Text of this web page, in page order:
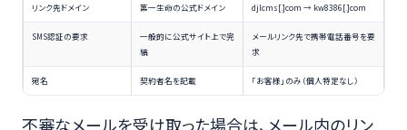
リンク先ドメイン 第一生命の公式ドメイン djlcms[.]com → kw8386[.]com
SMS認証の要求
一般的に公式サイト上で完
結
メールリンク先で携帯電話番号を要
求
宛名 契約者名を記載 「お客様」のみ（個人特定なし）
不審なメールを受け取った場合は、メール内のリン